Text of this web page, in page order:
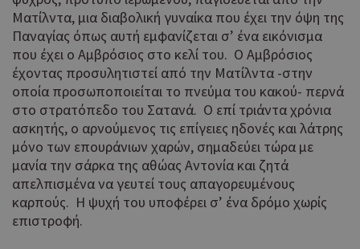
Ματίλντα, μια διαβολική γυναίκα που έχει την όψη της
Παναγίας όπως αυτή εμφανίζεται σ’ ένα εικόνισμα
που έχει ο Αμβρόσιος στο κελί του. Ο Αμβρόσιος
έχοντας προσυλητιστεί από την Ματίλντα -στην
οποία προσωποποιείται το πνεύμα του κακού- περνά
στο στρατόπεδο του Σατανά. Ο επί τριάντα χρόνια
ασκητής, ο αρνούμενος τις επίγειες ηδονές και λάτρης
μόνο των επουράνιων χαρών, σημαδεύει τώρα με
μανία την σάρκα της αθώας Αντονία και ζητά
απελπισμένα να γευτεί τους απαγορευμένους
καρπούς. Η ψυχή του υποφέρει σ’ ένα δρόμο χωρίς
επιστροφή.